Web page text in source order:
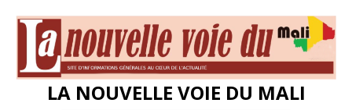
LA NOUVELLE VOIE DU MALI